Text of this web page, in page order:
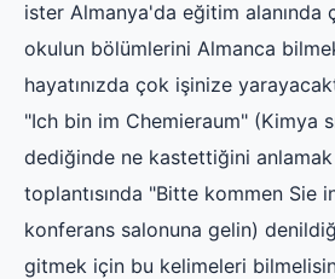
ister Almanya'da eğitim alanında
okulun bölümlerini Almanca
hayatınızda çok işinize
"Ich bin im Chemieraum" (Kimya
dediğinde ne kastettiğini
toplantısında "Bitte kommen Sie
konferans salonuna gelin)
gitmek için bu kelimeleri